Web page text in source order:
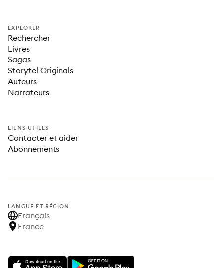
EXPLORER
Rechercher
Livres
Sagas
Storytel Originals
Auteurs
Narrateurs
LIENS UTILES
Contacter et aider
Abonnements
LANGUE ET RÉGION
Français
France